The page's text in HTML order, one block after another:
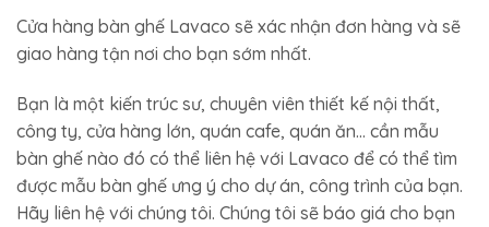
Cửa hàng bàn ghế Lavaco sẽ xác nhận đơn hàng và sẽ
giao hàng tận nơi cho bạn sớm nhất.
Bạn là một kiến trúc sư, chuyên viên thiết kế nội thất,
công ty, cửa hàng lớn, quán cafe, quán ăn… cần mẫu
bàn ghế nào đó có thể liên hệ với Lavaco để có thể tìm
được mẫu bàn ghế ưng ý cho dự án, công trình của bạn.
Hãy liên hệ với chúng tôi. Chúng tôi sẽ báo giá cho bạn